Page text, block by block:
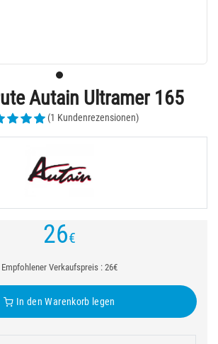
Autain Ultramer 165
(1 Kundenrezensionen)
26€
Empfohlener Verkaufspreis : 26€
In den Warenkorb legen